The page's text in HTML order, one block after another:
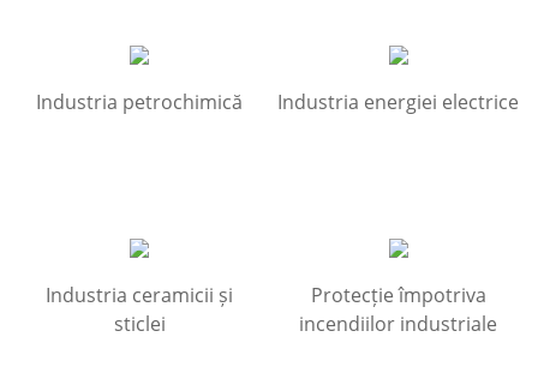
Industria petrochimică Industria energiei electrice
Industria ceramicii și
sticlei
Protecție împotriva
incendiilor industriale